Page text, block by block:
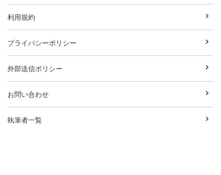
利用規約
プライバシーポリシー
外部送信ポリシー
お問い合わせ
執筆者一覧